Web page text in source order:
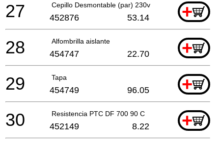
Cepillo Desmontable (par) 230v +
27 452876 53.14
Alfombrilla aislante +
28 454747 22.70
Tapa +
29 454749 96.05
Resistencia PTC DF 700 90 C +
30 452149 8.22